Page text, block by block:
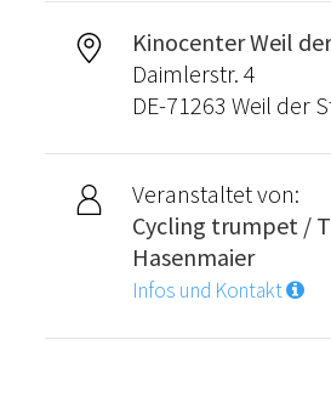
Kinocenter Weil
Daimlerstr. 4
DE-71263 Weil der
Veranstaltet von:
Cycling trumpet /
Hasenmaier
Infos und Kontakt